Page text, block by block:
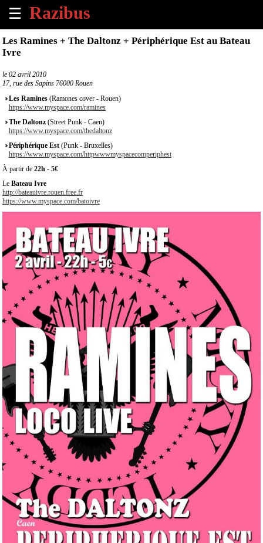
☰
×
Accueil
Tous
les
évènements
venir
Annoncer
un
Contact
propos
Les Ramines + The Daltonz + Périphérique Est au Bateau
Ivre
le 02 avril 2010
17, rue des Sapins 76000 Rouen
Les Ramines (Ramones cover - Rouen)
https://www.myspace.com/ramines
The Daltonz (Street Punk - Caen)
https://www.myspace.com/thedaltonz
Périphérique Est (Punk - Bruxelles)
https://www.myspace.com/httpwwwmyspacecomperiphest
À partir de 22h - 5€
Le Bateau Ivre
http://bateauivre.rouen.free.fr
https://www.myspace.com/batoivre